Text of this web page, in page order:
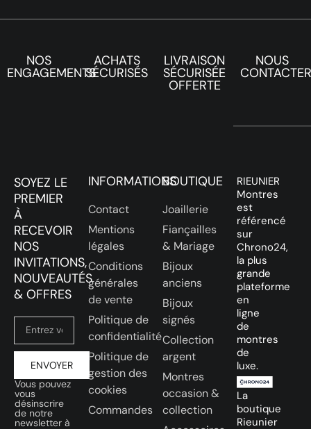
NOS
ENGAGEMENTS
ACHATS
SÉCURISÉS
LIVRAISON
SÉCURISÉE
OFFERTE
NOUS
CONTACTER
SOYEZ LE
PREMIER
À
RECEVOIR
NOS
INVITATIONS,
NOUVEAUTÉS
& OFFRES
ENVOYER
Vous pouvez
vous
désinscrire
de notre
newsletter à
INFORMATIONS
Contact
Mentions
légales
Conditions
générales
de vente
Politique de
confidentialité
Politique de
gestion des
cookies
Commandes
BOUTIQUE
Joaillerie
Fiançailles
& Mariage
Bijoux
anciens
Bijoux
signés
Collection
argent
Montres
occasion &
collection
RIEUNIER
Montres
est
référencé
sur
Chrono24,
la plus
grande
plateforme
en
ligne
de
montres
de
luxe.
La
boutique
Rieunier